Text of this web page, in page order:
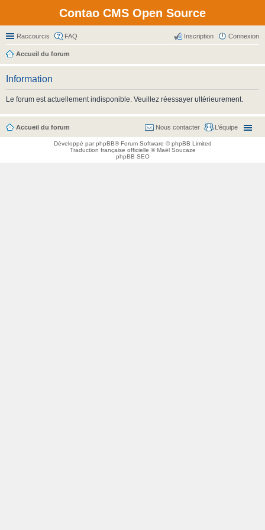
Contao CMS Open Source
Raccourcis FAQ Connexion
Inscription
Accueil du forum
Information
Le forum est actuellement indisponible. Veuillez réessayer ultérieurement.
Accueil du forum L’équipe
Nous contacter
Développé parphpBB® Forum Software © phpBB Limited
Traduction française officielle ©Maël Soucaze
phpBB SEO